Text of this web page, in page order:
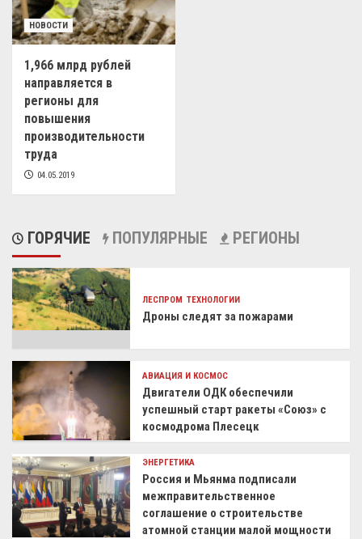
НОВОСТИ
1,966 млрд рублей
направляется в
регионы для
повышения
производительности
труда
04.05.2019
ГОРЯЧИЕ ПОПУЛЯРНЫЕ РЕГИОНЫ
ЛЕСПРОМ ТЕХНОЛОГИИ
Дроны следят за пожарами
АВИАЦИЯ И КОСМОС
Двигатели ОДК обеспечили
успешный старт ракеты «Союз» с
космодрома Плесецк
ЭНЕРГЕТИКА
Россия и Мьянма подписали
межправительственное
соглашение о строительстве
атомной станции малой мощности